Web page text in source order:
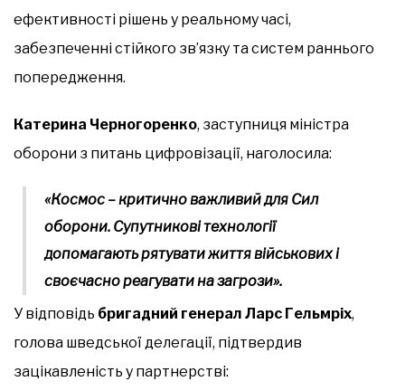
ефективності рішень у реальному часі,
забезпеченні стійкого зв’язку та систем раннього
попередження.
Катерина Черногоренко, заступниця міністра
оборони з питань цифровізації, наголосила:
«Космос – критично важливий для Сил
оборони. Супутникові технології
допомагають рятувати життя військових і
своєчасно реагувати на загрози».
У відповідь бригадний генерал Ларс Гельмріх,
голова шведської делегації, підтвердив
зацікавленість у партнерстві: